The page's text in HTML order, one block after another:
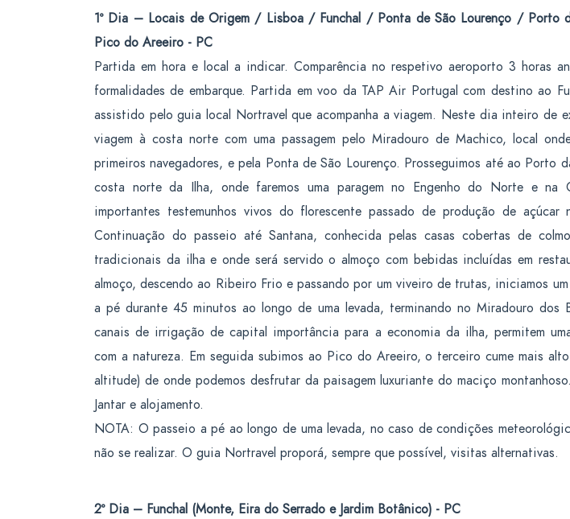
1º Dia – Locais de Origem / Lisboa / Funchal / Ponta de São Lourenço / Porto
Pico do Areeiro - PC
Partida em hora e local a indicar. Comparência no respetivo aeroporto 3 horas
formalidades de embarque. Partida em voo da TAP Air Portugal com destino ao
assistido pelo guia local Nortravel que acompanha a viagem. Neste dia inteiro de
viagem à costa norte com uma passagem pelo Miradouro de Machico, local
primeiros navegadores, e pela Ponta de São Lourenço. Prosseguimos até ao Porto
costa norte da Ilha, onde faremos uma paragem no Engenho do Norte e na
importantes testemunhos vivos do florescente passado de produção de açúcar
Continuação do passeio até Santana, conhecida pelas casas cobertas de
tradicionais da ilha e onde será servido o almoço com bebidas incluídas em
almoço, descendo ao Ribeiro Frio e passando por um viveiro de trutas, iniciamos
a pé durante 45 minutos ao longo de uma levada, terminando no Miradouro dos
canais de irrigação de capital importância para a economia da ilha, permitem
com a natureza. Em seguida subimos ao Pico do Areeiro, o terceiro cume mais
altitude) de onde podemos desfrutar da paisagem luxuriante do maciço
Jantar e alojamento.
NOTA: O passeio a pé ao longo de uma levada, no caso de condições
não se realizar. O guia Nortravel proporá, sempre que possível, visitas alternativas.
2º Dia – Funchal (Monte, Eira do Serrado e Jardim Botânico) - PC